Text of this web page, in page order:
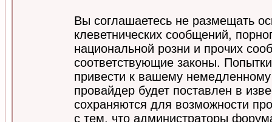
Вы соглашаетесь не размещать
клеветнических сообщений,
национальной розни и прочих
соответствующие законы.
привести к вашему
провайдер будет поставлен в
сохраняются для возможности
с тем, что администраторы